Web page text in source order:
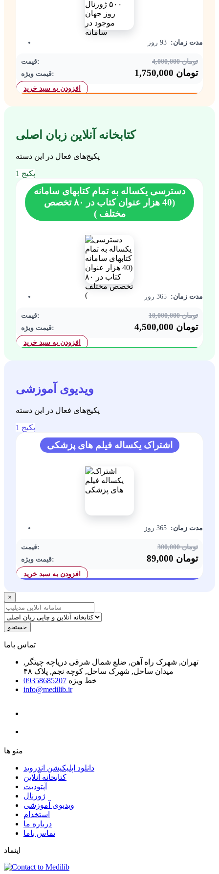
مدت زمان: 93 روز
قیمت:
4,000,000 تومان
قیمت ویژه:
1,750,000 تومان
افزودن به سبد خرید
کتابخانه آنلاین زبان اصلی
پکیج‌های فعال در این دسته
1 پکیج
دسترسی یکساله به تمام کتابهای سامانه
(40 هزار عنوان کتاب در ۸۰ تخصص
مختلف )
مدت زمان: 365 روز
قیمت:
10,000,000 تومان
قیمت ویژه:
4,500,000 تومان
افزودن به سبد خرید
ویدیوی آموزشی
پکیج‌های فعال در این دسته
1 پکیج
اشتراک یکساله فیلم های پزشکی
مدت زمان: 365 روز
قیمت:
300,000 تومان
قیمت ویژه:
89,000 تومان
افزودن به سبد خرید
×
جستجو
ﺗﻤﺎﺱ ﺑﺎﻣﺎ
تهران, شهرک راه آهن, ضلع شمال شرقی دریاچه چیتگر,
میدان ساحل, شهرک ساحل, کوچه نجم, پلاک ۴۸
خط ویژه 09358685207
info@medilib.ir
ﻣﻨﻮ ﻫﺎ
دانلود اپلیکیشن اندروید
ﮐﺘﺎﺑﺨﺎﻧﻪ ﺁﻧﻼﯾﻦ
ﺁﭘﺘﻮﺩﯾﺖ
ﮊﻭﺭﻧﺎﻝ
ویدیوی آموزشی
استخدام
درباره ما
ﺗﻤﺎﺱ ﺑﺎﻣﺎ
اینماد